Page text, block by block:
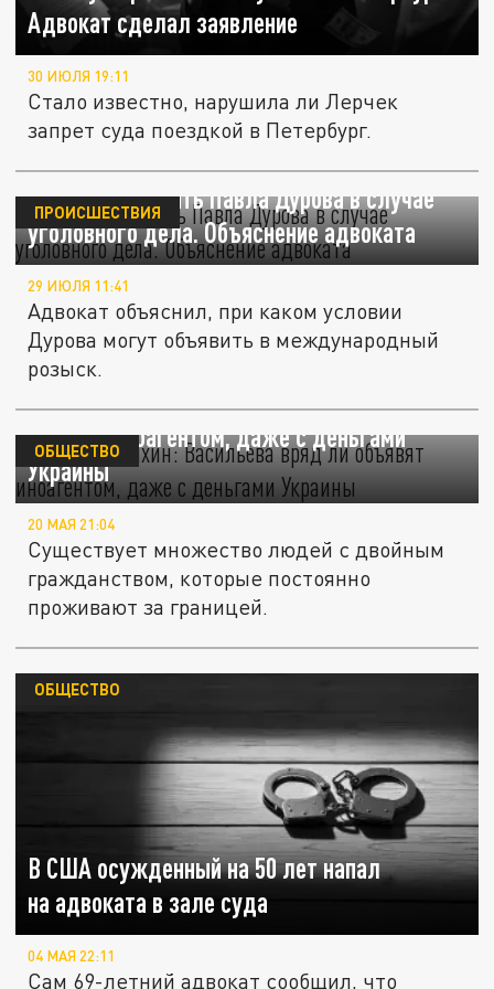
Адвокат сделал заявление
30 ИЮЛЯ 19:11
Стало известно, нарушила ли Лерчек
запрет суда поездкой в Петербург.
Что может ждать Павла Дурова в случае
уголовного дела. Объяснение адвоката
ПРОИСШЕСТВИЯ
29 ИЮЛЯ 11:41
Адвокат объяснил, при каком условии
Дурова могут объявить в международный
розыск.
Адвокат Бенхин: Васильева вряд ли
объявят иноагентом, даже с деньгами
Украины
ОБЩЕСТВО
20 МАЯ 21:04
Существует множество людей с двойным
гражданством, которые постоянно
проживают за границей.
В США осужденный на 50 лет напал
на адвоката в зале суда
ОБЩЕСТВО
04 МАЯ 22:11
Сам 69-летний адвокат сообщил, что